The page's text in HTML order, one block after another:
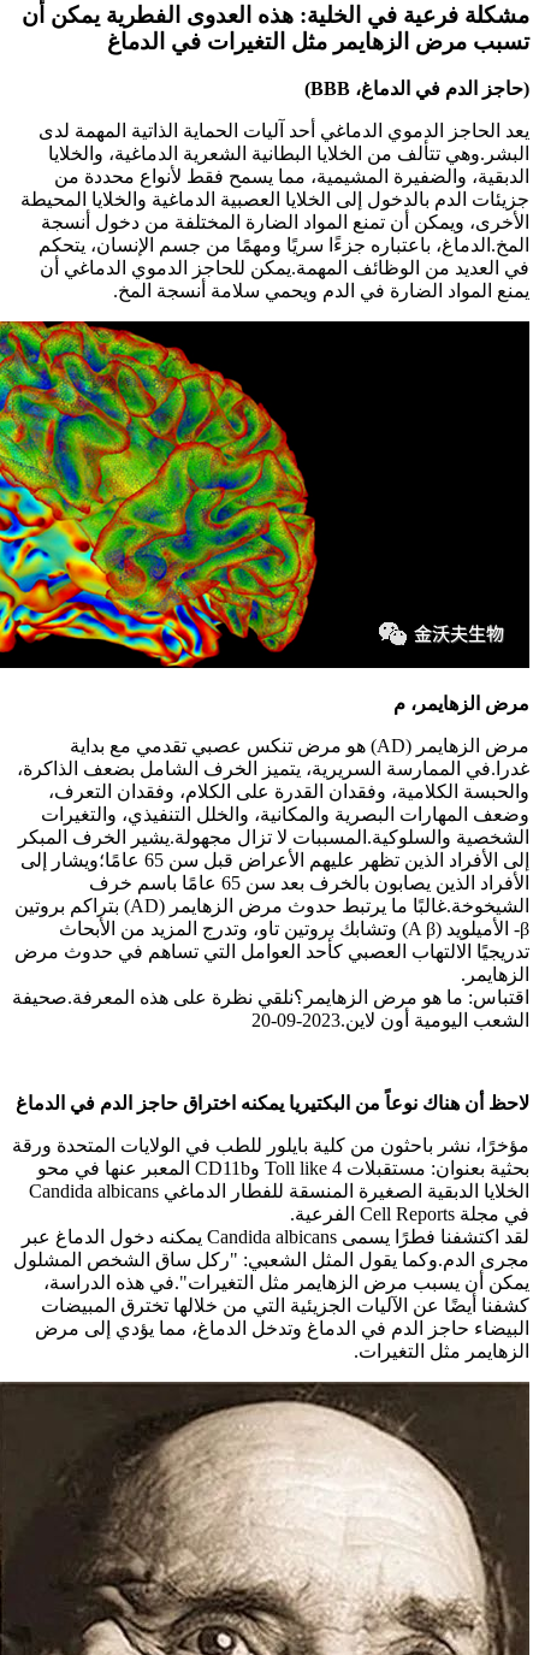
مشكلة فرعية في الخلية: هذه العدوى الفطرية يمكن أن
تسبب مرض الزهايمر مثل التغيرات في الدماغ
(حاجز الدم في الدماغ، BBB)
يعد الحاجز الدموي الدماغي أحد آليات الحماية الذاتية المهمة لدى
البشر.وهي تتألف من الخلايا البطانية الشعرية الدماغية، والخلايا
الدبقية، والضفيرة المشيمية، مما يسمح فقط لأنواع محددة من
جزيئات الدم بالدخول إلى الخلايا العصبية الدماغية والخلايا المحيطة
الأخرى، ويمكن أن تمنع المواد الضارة المختلفة من دخول أنسجة
المخ.الدماغ، باعتباره جزءًا سريًا ومهمًا من جسم الإنسان، يتحكم
في العديد من الوظائف المهمة.يمكن للحاجز الدموي الدماغي أن
يمنع المواد الضارة في الدم ويحمي سلامة أنسجة المخ.
مرض الزهايمر، م
مرض الزهايمر (AD) هو مرض تنكس عصبي تقدمي مع بداية
غدرا.في الممارسة السريرية، يتميز الخرف الشامل بضعف الذاكرة،
والحبسة الكلامية، وفقدان القدرة على الكلام، وفقدان التعرف،
وضعف المهارات البصرية والمكانية، والخلل التنفيذي، والتغيرات
الشخصية والسلوكية.المسببات لا تزال مجهولة.يشير الخرف المبكر
إلى الأفراد الذين تظهر عليهم الأعراض قبل سن 65 عامًا؛ويشار إلى
الأفراد الذين يصابون بالخرف بعد سن 65 عامًا باسم خرف
الشيخوخة.غالبًا ما يرتبط حدوث مرض الزهايمر (AD) بتراكم بروتين
β- الأميلويد (A β) وتشابك بروتين تاو، وتدرج المزيد من الأبحاث
تدريجيًا الالتهاب العصبي كأحد العوامل التي تساهم في حدوث مرض
الزهايمر.
اقتباس: ما هو مرض الزهايمر؟نلقي نظرة على هذه المعرفة.صحيفة
الشعب اليومية أون لاين.2023-09-20
لاحظ أن هناك نوعاً من البكتيريا يمكنه اختراق حاجز الدم في الدماغ
مؤخرًا، نشر باحثون من كلية بايلور للطب في الولايات المتحدة ورقة
بحثية بعنوان: مستقبلات Toll like 4 وCD11b المعبر عنها في محو
الخلايا الدبقية الصغيرة المنسقة للفطار الدماغي Candida albicans
في مجلة Cell Reports الفرعية.
لقد اكتشفنا فطرًا يسمى Candida albicans يمكنه دخول الدماغ عبر
مجرى الدم.وكما يقول المثل الشعبي: "ركل ساق الشخص المشلول
يمكن أن يسبب مرض الزهايمر مثل التغيرات".في هذه الدراسة،
كشفنا أيضًا عن الآليات الجزيئية التي من خلالها تخترق المبيضات
البيضاء حاجز الدم في الدماغ وتدخل الدماغ، مما يؤدي إلى مرض
الزهايمر مثل التغيرات.